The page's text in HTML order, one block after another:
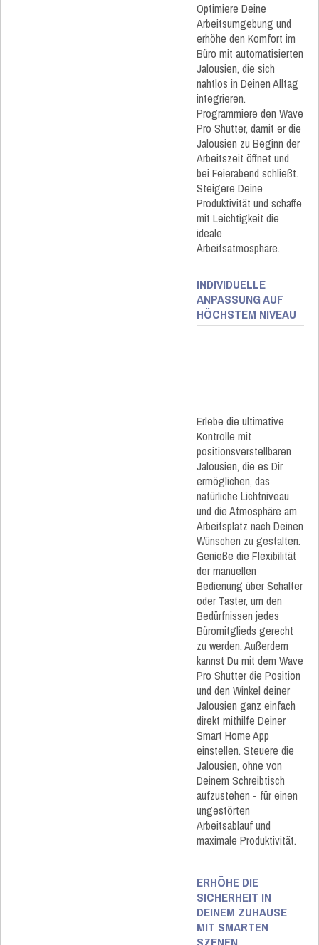
Optimiere Deine
Arbeitsumgebung und
erhöhe den Komfort im
Büro mit automatisierten
Jalousien, die sich
nahtlos in Deinen Alltag
integrieren.
Programmiere den Wave
Pro Shutter, damit er die
Jalousien zu Beginn der
Arbeitszeit öffnet und
bei Feierabend schließt.
Steigere Deine
Produktivität und schaffe
mit Leichtigkeit die
ideale
Arbeitsatmosphäre.
INDIVIDUELLE
ANPASSUNG AUF
HÖCHSTEM NIVEAU
Erlebe die ultimative
Kontrolle mit
positionsverstellbaren
Jalousien, die es Dir
ermöglichen, das
natürliche Lichtniveau
und die Atmosphäre am
Arbeitsplatz nach Deinen
Wünschen zu gestalten.
Genieße die Flexibilität
der manuellen
Bedienung über Schalter
oder Taster, um den
Bedürfnissen jedes
Büromitglieds gerecht
zu werden. Außerdem
kannst Du mit dem Wave
Pro Shutter die Position
und den Winkel deiner
Jalousien ganz einfach
direkt mithilfe Deiner
Smart Home App
einstellen. Steuere die
Jalousien, ohne von
Deinem Schreibtisch
aufzustehen - für einen
ungestörten
Arbeitsablauf und
maximale Produktivität.
ERHÖHE DIE
SICHERHEIT IN
DEINEM ZUHAUSE
MIT SMARTEN